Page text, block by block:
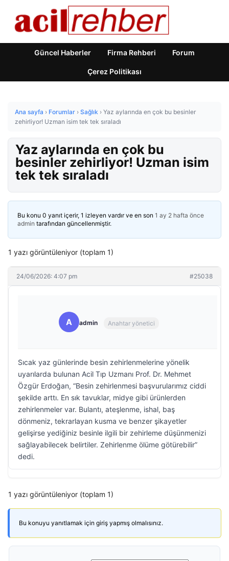
Güncel Haberler Firma Rehberi Forum
Çerez Politikası
Ana sayfa › Forumlar › Sağlık › Yaz aylarında en çok bu besinler
zehirliyor! Uzman isim tek tek sıraladı
Yaz aylarında en çok bu
besinler zehirliyor! Uzman isim
tek tek sıraladı
Bu konu 0 yanıt içerir, 1 izleyen vardır ve en son 1 ay 2 hafta önce
admin tarafından güncellenmiştir.
1 yazı görüntüleniyor (toplam 1)
24/06/2026: 4:07 pm #25038
A admin Anahtar yönetici
Sıcak yaz günlerinde besin zehirlenmelerine yönelik
uyarılarda bulunan Acil Tıp Uzmanı Prof. Dr. Mehmet
Özgür Erdoğan, “Besin zehirlenmesi başvurularımız ciddi
şekilde arttı. En sık tavuklar, midye gibi ürünlerden
zehirlenmeler var. Bulantı, ateşlenme, ishal, baş
dönmeniz, tekrarlayan kusma ve benzer şikayetler
gelişirse yediğiniz besinle ilgili bir zehirleme düşünmenizi
sağlayabilecek belirtiler. Zehirlenme ölüme götürebilir”
dedi.
1 yazı görüntüleniyor (toplam 1)
Bu konuyu yanıtlamak için giriş yapmış olmalısınız.